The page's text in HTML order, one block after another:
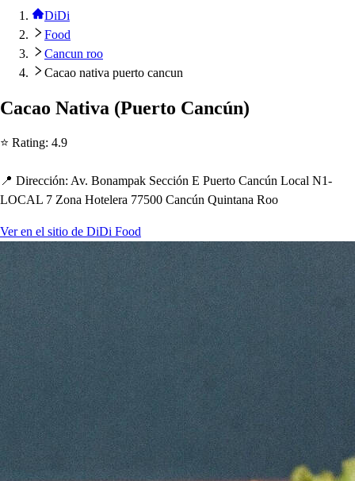
DiDi
Food
Cancun roo
Cacao nativa puerto cancun
Cacao Nativa (Puerto Cancún)
⭐ Rating: 4.9
📍 Dirección: Av. Bonampak Sección E Puerto Cancún Local N1-
LOCAL 7 Zona Hotelera 77500 Cancún Quintana Roo
Ver en el sitio de DiDi Food